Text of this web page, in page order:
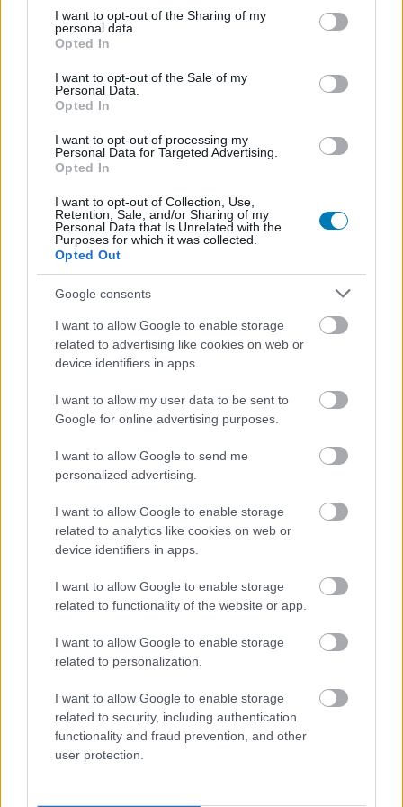
not limited to your visit or usage behaviour. You may click to
grant or deny consent to Google and its third-party tags to
use your data for below specified purposes in below Google
consent section.
I want to opt-out of the Sharing of my
personal data.
Opted In
I want to opt-out of the Sale of my
Personal Data.
Opted In
I want to opt-out of processing my
Personal Data for Targeted Advertising.
Opted In
I want to opt-out of Collection, Use,
Retention, Sale, and/or Sharing of my
Personal Data that Is Unrelated with the
Purposes for which it was collected.
Opted Out
Google consents
I want to allow Google to enable storage
related to advertising like cookies on web or
device identifiers in apps.
I want to allow my user data to be sent to
Google for online advertising purposes.
I want to allow Google to send me
personalized advertising.
I want to allow Google to enable storage
related to analytics like cookies on web or
device identifiers in apps.
I want to allow Google to enable storage
related to functionality of the website or app.
I want to allow Google to enable storage
related to personalization.
I want to allow Google to enable storage
related to security, including authentication
functionality and fraud prevention, and other
user protection.
lényt Grogunak hívják (no meg egy csomó más érdekes
dolgot).
Persze a közönség már eléggé hozzászokott a bébi
Yoda névhez, így nem megy egyik hétről a másikra az
átállás. Most Jon Favreau beszélt arról, hogyan
viszonyulnak az új elnevezéshez:
"Már nagyon korán beleírtam a forgatókönyvbe, és
most végre felfedhettük a sorozatban. De persze
mindenki bébi Yodaként ismeri Grogut. Ami
egyébként részünkről rendben van."
szólítják a csöppséget a forgatásokon. Valószínűleg
még sok idő telik el, mire hozzászokunk a karakter valódi
nevéhez, de a jelek szerint ez maguknak az alkotóknak
sem ment még teljesen, szóval senki ne érezzen
lelkiismeretfurdalást.
SMASH by Meló-Diák: Homok, zene és a nyár legjobb
Július végén folytatódik a balatoni strandröplabda-
sorozat.
#the mandalorian #grogu
#disney